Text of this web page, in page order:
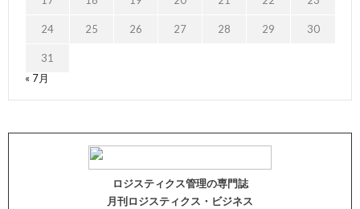
24 25 26 27 28 29 30
31
« 7月
ロジスティクス管理の専門誌
月刊ロジスティクス・ビジネス